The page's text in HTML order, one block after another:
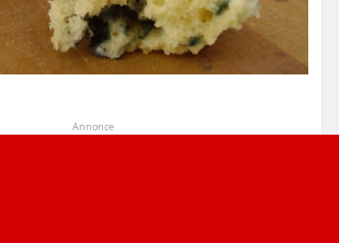
Annonce